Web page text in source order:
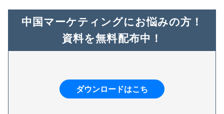
中国マーケティングにお悩みの方！
資料を無料配布中！
ダウンロードはこち